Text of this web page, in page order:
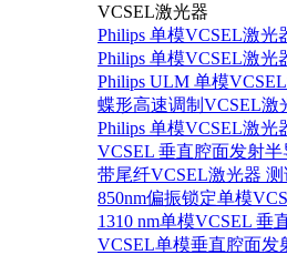
VCSEL激光器
Philips 单模VCSEL激光
Philips 单模VCSEL激光
Philips ULM 单模
蝶形高速调制VCSEL激
Philips 单模VCSEL激光
VCSEL 垂直腔面发射半
带尾纤VCSEL激光器 测
850nm偏振锁定单模
1310 nm单模VCSEL 垂
VCSEL单模垂直腔面发